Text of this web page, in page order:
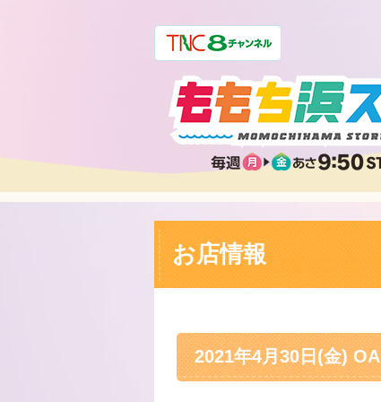
お店情報
2021年4月30日(金) OA